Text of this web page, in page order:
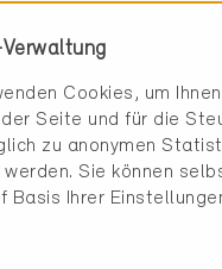
, Sicht- und/oder
zertifizierten
respektive
Cookies, um
Seite und für die
zu anonymen
Sie können
Basis Ihrer